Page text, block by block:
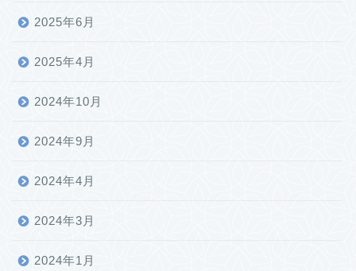
2025年6月
2025年4月
2024年10月
2024年9月
2024年4月
2024年3月
2024年1月